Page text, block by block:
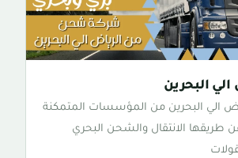
البحرين
الي البحرين من المؤسسات المتمكنة
طريقها الانتقال والشحن البحري